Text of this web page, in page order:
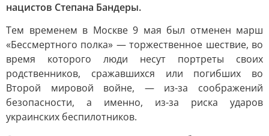
нацистов Степана Бандеры.
Тем временем в Москве 9 мая был отменен марш
«Бессмертного полка» — торжественное шествие, во
время которого люди несут портреты своих
родственников, сражавшихся или погибших во
Второй мировой войне, — из-за соображений
безопасности, а именно, из-за риска ударов
украинских беспилотников.